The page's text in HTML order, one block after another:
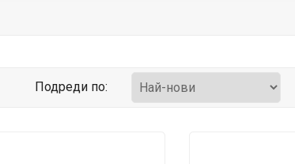
Подреди по: